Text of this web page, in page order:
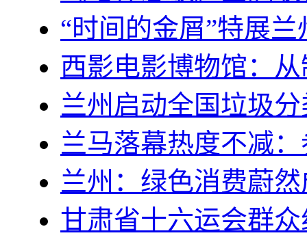
“时间的金屑”特展
西影电影博物馆：
兰州启动全国垃圾
兰马落幕热度不减
兰州：绿色消费蔚
甘肃省十六运会群